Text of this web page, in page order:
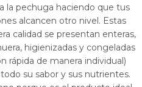
la pechuga haciendo que tus
alcancen otro nivel. Estas
calidad se presentan enteras,
higienizadas y congeladas
rápida de manera individual)
su sabor y sus nutrientes.